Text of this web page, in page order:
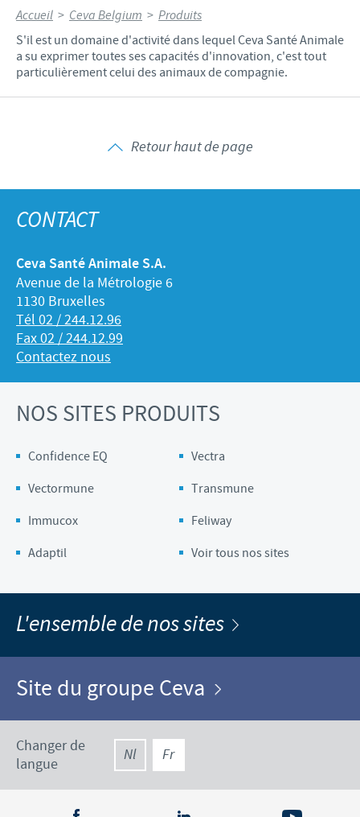
Accueil > Ceva Belgium > Produits
S'il est un domaine d'activité dans lequel Ceva Santé Animale
a su exprimer toutes ses capacités d'innovation, c'est tout
particulièrement celui des animaux de compagnie.
Retour haut de page
CONTACT
Ceva Santé Animale S.A.
Avenue de la Métrologie 6
1130 Bruxelles
Tél 02 / 244.12.96
Fax 02 / 244.12.99
Contactez nous
NOS SITES PRODUITS
Confidence EQ
Vectra
Vectormune
Transmune
Immucox
Feliway
Adaptil
Voir tous nos sites
L'ensemble de nos sites
Site du groupe Ceva
Changer de
langue
Nl Fr